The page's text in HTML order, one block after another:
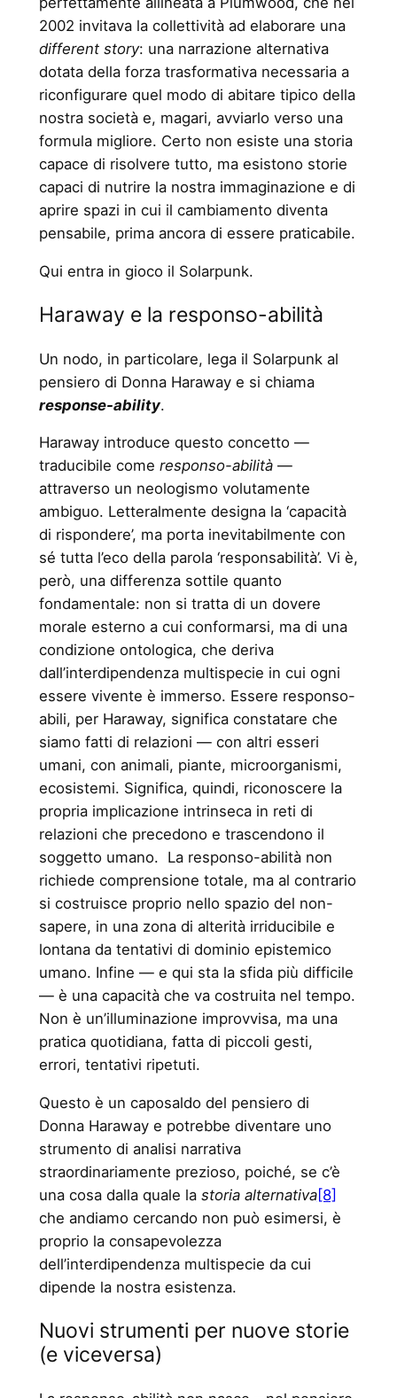
2002 invitava la collettività ad elaborare una
different story: una narrazione alternativa
dotata della forza trasformativa necessaria a
riconfigurare quel modo di abitare tipico della
nostra società e, magari, avviarlo verso una
formula migliore. Certo non esiste una storia
capace di risolvere tutto, ma esistono storie
capaci di nutrire la nostra immaginazione e di
aprire spazi in cui il cambiamento diventa
pensabile, prima ancora di essere praticabile.
Qui entra in gioco il Solarpunk.
Haraway e la responso-abilità
Un nodo, in particolare, lega il Solarpunk al
pensiero di Donna Haraway e si chiama
response-ability.
Haraway introduce questo concetto —
traducibile come responso-abilità—
attraverso un neologismo volutamente
ambiguo. Letteralmente designa la ‘capacità
di rispondere’, ma porta inevitabilmente con
sé tutta l’eco della parola ‘responsabilità’. Vi è,
però, una differenza sottile quanto
fondamentale: non si tratta di un dovere
morale esterno a cui conformarsi, ma di una
condizione ontologica, che deriva
dall’interdipendenza multispecie in cui ogni
essere vivente è immerso. Essere responso-
abili, per Haraway, significa constatare che
siamo fatti di relazioni — con altri esseri
umani, con animali, piante, microorganismi,
ecosistemi. Significa, quindi, riconoscere la
propria implicazione intrinseca in reti di
relazioni che precedono e trascendono il
soggetto umano. La responso-abilità non
richiede comprensione totale, ma al contrario
si costruisce proprio nello spazio del non-
sapere, in una zona di alterità irriducibile e
lontana da tentativi di dominio epistemico
umano. Infine — e qui sta la sfida più difficile
— è una capacità che va costruita nel tempo.
Non è un’illuminazione improvvisa, ma una
pratica quotidiana, fatta di piccoli gesti,
errori, tentativi ripetuti.
Questo è un caposaldo del pensiero di
Donna Haraway e potrebbe diventare uno
strumento di analisi narrativa
straordinariamente prezioso, poiché, se c’è
una cosa dalla quale la storia alternativa[8]
che andiamo cercando non può esimersi, è
proprio la consapevolezza
dell’interdipendenza multispecie da cui
dipende la nostra esistenza.
Nuovi strumenti per nuove storie
(e viceversa)